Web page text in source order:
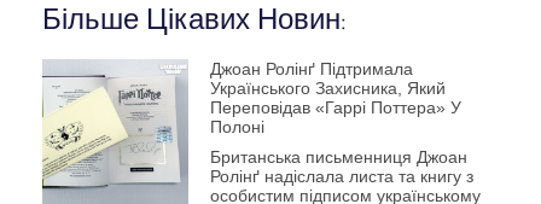
Більше Цікавих Новин:
Джоан Ролінґ Підтримала
Українського Захисника, Який
Переповідав «Гаррі Поттера» У
Полоні
Британська письменниця Джоан
Ролінґ надіслала листа та книгу з
особистим підписом українському